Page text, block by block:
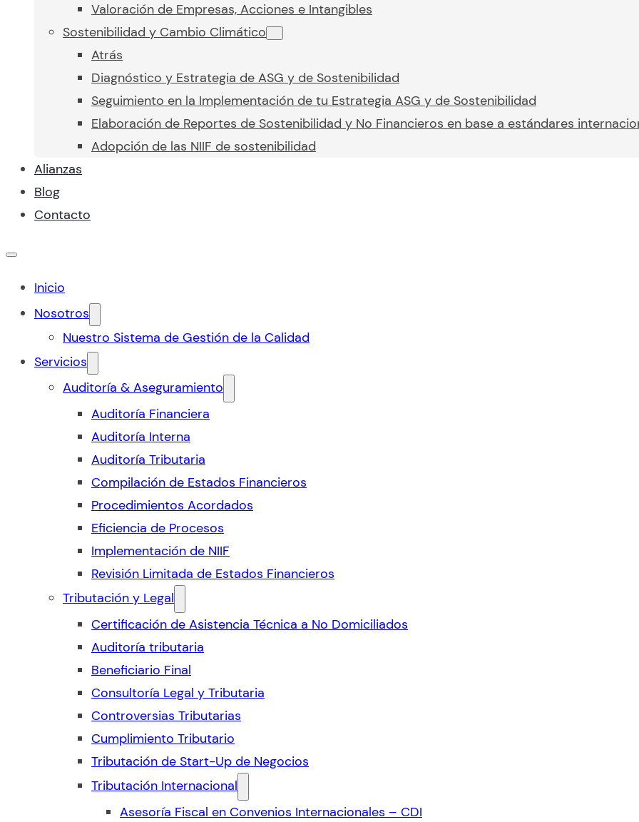
Valoración de Empresas, Acciones e Intangibles
Sostenibilidad y Cambio Climático
Atrás
Diagnóstico y Estrategia de ASG y de Sostenibilidad
Seguimiento en la Implementación de tu Estrategia ASG y de Sostenibilidad
Elaboración de Reportes de Sostenibilidad y No Financieros en base a estándares
Adopción de las NIIF de sostenibilidad
Alianzas
Blog
Contacto
Inicio
Nosotros
Nuestro Sistema de Gestión de la Calidad
Servicios
Auditoría & Aseguramiento
Auditoría Financiera
Auditoría Interna
Auditoría Tributaria
Compilación de Estados Financieros
Procedimientos Acordados
Eficiencia de Procesos
Implementación de NIIF
Revisión Limitada de Estados Financieros
Tributación y Legal
Certificación de Asistencia Técnica a No Domiciliados
Auditoría tributaria
Beneficiario Final
Consultoría Legal y Tributaria
Controversias Tributarias
Cumplimiento Tributario
Tributación de Start-Up de Negocios
Tributación Internacional
Asesoría Fiscal en Convenios Internacionales – CDI